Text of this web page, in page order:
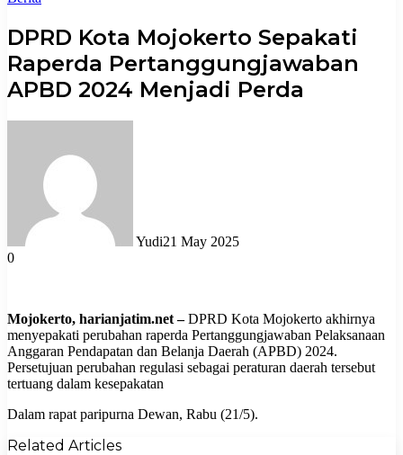
DPRD Kota Mojokerto Sepakati
Raperda Pertanggungjawaban
APBD 2024 Menjadi Perda
Yudi21 May 2025
0
Mojokerto, harianjatim.net –DPRD Kota Mojokerto akhirnya
menyepakati perubahan raperda Pertanggungjawaban Pelaksanaan
Anggaran Pendapatan dan Belanja Daerah (APBD) 2024.
Persetujuan perubahan regulasi sebagai peraturan daerah tersebut
tertuang dalam kesepakatan
Dalam rapat paripurna Dewan, Rabu (21/5).
Related Articles